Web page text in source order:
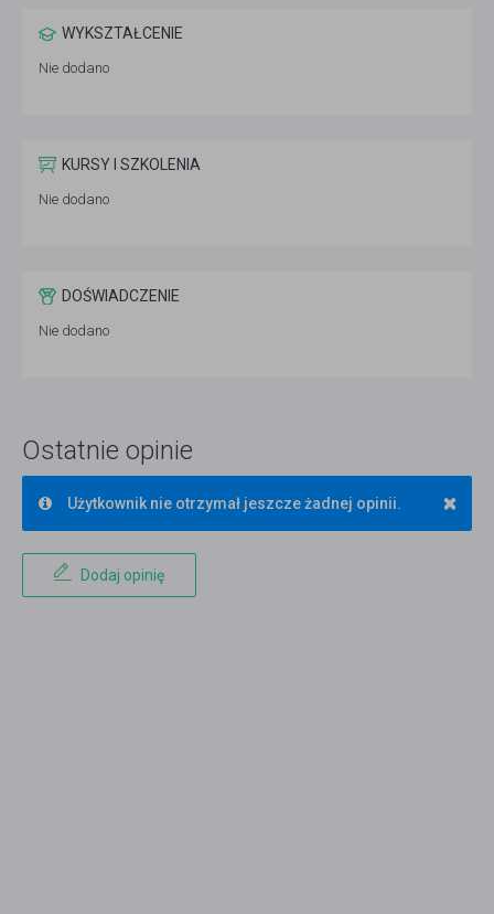
WYKSZTAŁCENIE
Nie dodano
KURSY I SZKOLENIA
Nie dodano
DOŚWIADCZENIE
Nie dodano
Ostatnie opinie
×
Użytkownik nie otrzymał jeszcze żadnej opinii.
Dodaj opinię